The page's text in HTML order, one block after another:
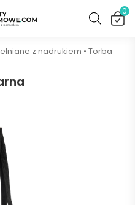
0
z nadrukiem • Torba